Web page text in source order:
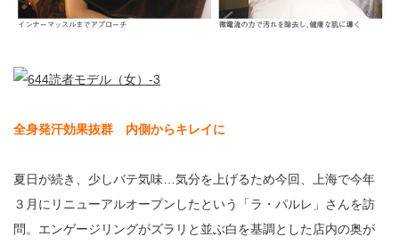
全身発汗効果抜群 内側からキレイに
夏日が続き、少しバテ気味…気分を上げるため今回、上海で今年
３月にリニューアルオープンしたという「ラ・パルレ」さんを訪
問。エンゲージリングがズラリと並ぶ白を基調とした店内の奥が